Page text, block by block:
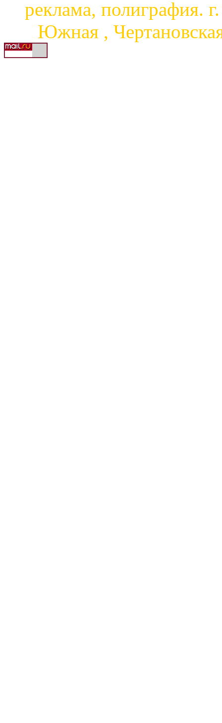
реклама,
Южная ,